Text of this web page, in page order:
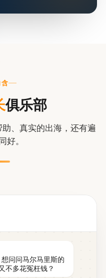
俱乐部
、真实的出海，还有遍
好。
问问马尔马里斯的
不多花冤枉钱？